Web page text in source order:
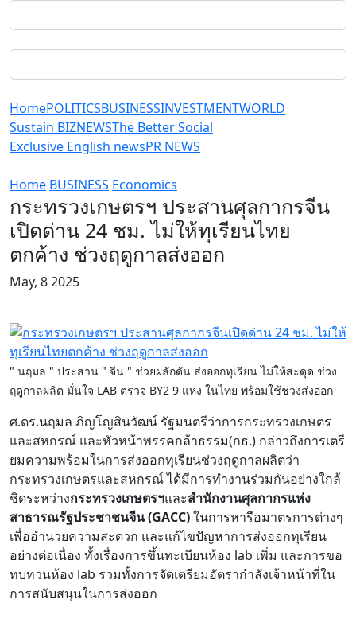
HomePOLITICSBUSINESSINVESTMENTWORLD
Sustain BIZNEWSThe Better Social
Exclusive English newsPR NEWS
Home BUSINESS Economics
กระทรวงเกษตรฯ ประสานศุลกากรจีน
เปิดด่าน 24 ชม. ไม่ให้ทุเรียนไทย
ตกค้าง ช่วงฤดูกาลส่งออก
May, 8 2025
" นฤมล " ประสาน " จีน " ช่วยผลักดัน ส่งออกทุเรียน ไม่ให้สะดุด ช่วง
ฤดูกาลผลิต มั่นใจ LAB ตรวจ BY2 9 แห่ง ในไทย พร้อมใช้ช่วงส่งออก
ศ.ดร.นฤมล ภิญโญสินวัฒน์ รัฐมนตรีว่าการกระทรวงเกษตร
และสหกรณ์ และหัวหน้าพรรคกล้าธรรม(กธ.) กล่าวถึงการเตรี
ยมความพร้อมในการส่งออกทุเรียนช่วงฤดูกาลผลิตว่า
กระทรวงเกษตรและสหกรณ์ ได้มีการทำงานร่วมกันอย่างใกล้
ชิดระหว่างกระทรวงเกษตรฯและสำนักงานศุลกากรแห่ง
สาธารณรัฐประชาชนจีน (GACC)ในการหารือมาตรการต่างๆ
เพื่ออำนวยความสะดวก และแก้ไขปัญหาการส่งออกทุเรียน
อย่างต่อเนื่อง ทั้งเรื่องการขึ้นทะเบียนห้อง lab เพิ่ม และการขอ
ทบทวนห้อง lab รวมทั้งการจัดเตรียมอัตรากำลังเจ้าหน้าที่ใน
การสนับสนุนในการส่งออก